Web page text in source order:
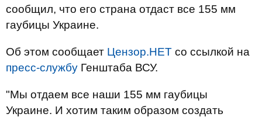
сообщил, что его страна отдаст все 155 мм
гаубицы Украине.
Об этом сообщает Цензор.НЕТ со ссылкой на
пресс-службу Генштаба ВСУ.
"Мы отдаем все наши 155 мм гаубицы
Украине. И хотим таким образом создать